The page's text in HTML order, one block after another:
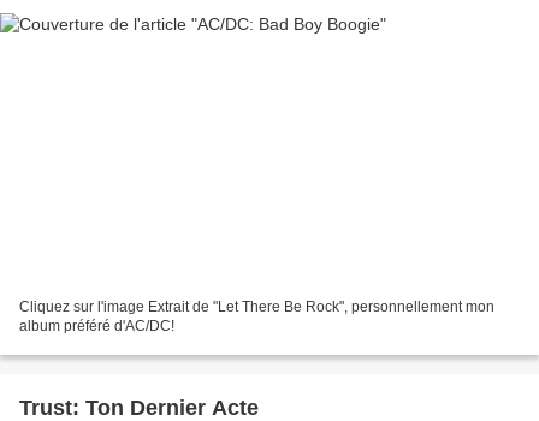
Cliquez sur l'image Extrait de "Let There Be Rock", personnellement mon
album préféré d'AC/DC!
Trust: Ton Dernier Acte